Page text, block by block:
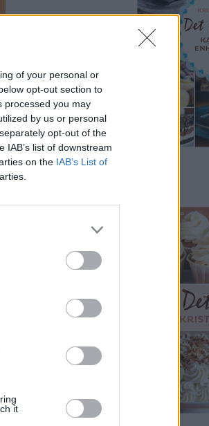
of your personal or
opt-out section to
processed you may
by us or personal
opt-out of the
list of downstream
on the IAB’s List of
it